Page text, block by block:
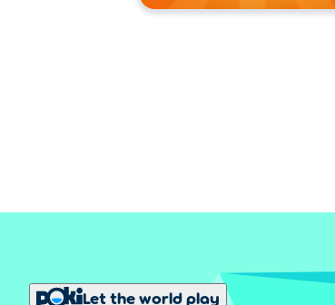
Let the world play